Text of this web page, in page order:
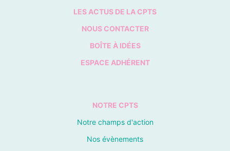
LES ACTUS DE LA CPTS
NOUS CONTACTER
BOÎTE À IDÉES
ESPACE ADHÉRENT
NOTRE CPTS
Notre champs d'action
Nos évènements